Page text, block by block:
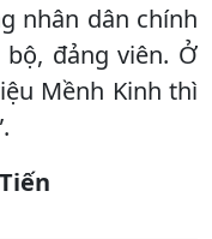
nhân dân chính
đảng viên. Ở
Mềnh Kinh thì